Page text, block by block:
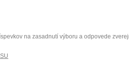
na zasadnutí výboru a odpovede